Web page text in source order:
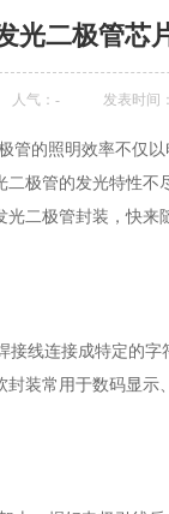
光二极管芯
人气： - 发表时间
的照明效率不仅
极管的发光特性不
二极管封装，快来
线连接成特定的字
装常用于数码显示